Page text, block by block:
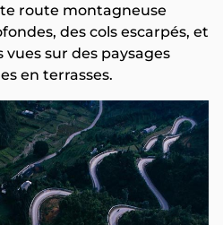
route montagneuse
des cols escarpés, et
sur des paysages
en terrasses.